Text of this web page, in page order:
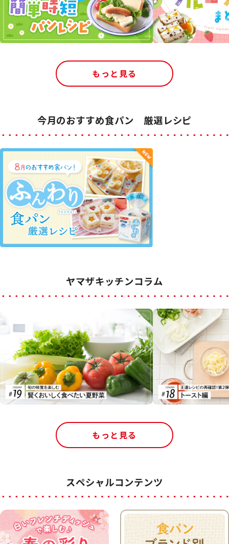
もっと見る
今月のおすすめ食パン 厳選レシピ
ヤマザキッチンコラム
もっと見る
スペシャルコンテンツ